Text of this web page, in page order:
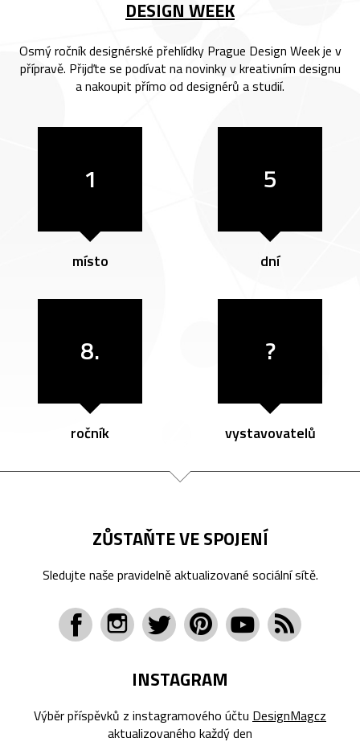
DESIGN WEEK
Osmý ročník designérské přehlídky Prague Design Week je v
přípravě. Přijďte se podívat na novinky v kreativním designu
a nakoupit přímo od designérů a studií.
1
místo
5
dní
8.
ročník
?
vystavovatelů
ZŮSTAŇTE VE SPOJENÍ
Sledujte naše pravidelně aktualizované sociální sítě.
INSTAGRAM
Výběr příspěvků z instagramového účtu DesignMagcz
aktualizovaného každý den